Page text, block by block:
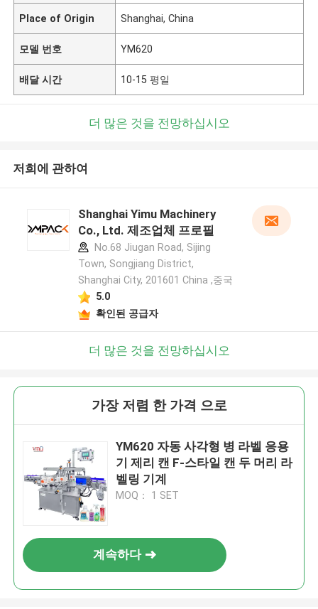
Place of Origin Shanghai, China
모델 번호 YM620
배달 시간 10-15 평일
더 많은 것을 전망하십시오
저희에 관하여
Shanghai Yimu Machinery
Co., Ltd. 제조업체 프로필
No.68 Jiugan Road, Sijing
Town, Songjiang District,
Shanghai City, 201601 China ,중국
5.0
확인된 공급자
더 많은 것을 전망하십시오
가장 저렴 한 가격 으로
YM620 자동 사각형 병 라벨 응용
기 제리 캔 F-스타일 캔 두 머리 라
벨링 기계
MOQ： 1 SET
계속하다